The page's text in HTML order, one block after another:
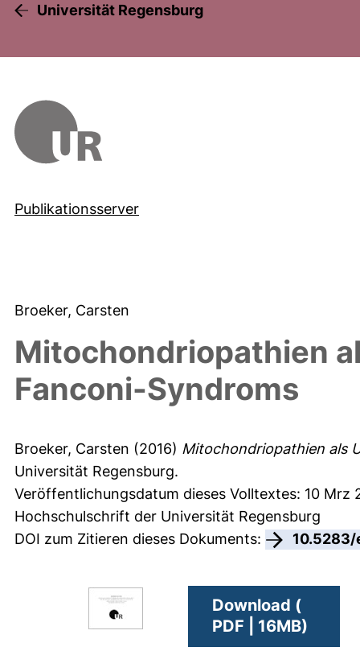
Universität Regensburg
Publikationsserver
Broeker, Carsten
Mitochondriopathien
Fanconi-Syndroms
Broeker, Carsten (2016) Mitochondriopathien als
Universität Regensburg.
Veröffentlichungsdatum dieses Volltextes: 10 Mrz
Hochschulschrift der Universität Regensburg
DOI zum Zitieren dieses Dokuments:
Download (
PDF | 16MB)